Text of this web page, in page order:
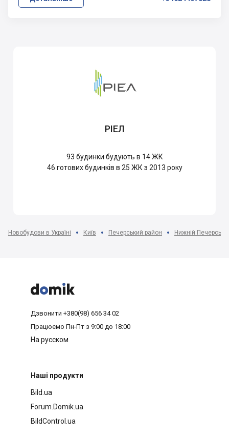
РІЕЛ
93 будинки будують в 14 ЖК
46 готових будинків в 25 ЖК з 2013 року
Новобудови в Україні Київ Печерський район Нижній Печерськ



Дзвонити +380(98) 656 34 02
Працюємо Пн-Пт з 9:00 до 18:00
На русском
Наші продукти
Bild.ua
Forum.Domik.ua
BildControl.ua